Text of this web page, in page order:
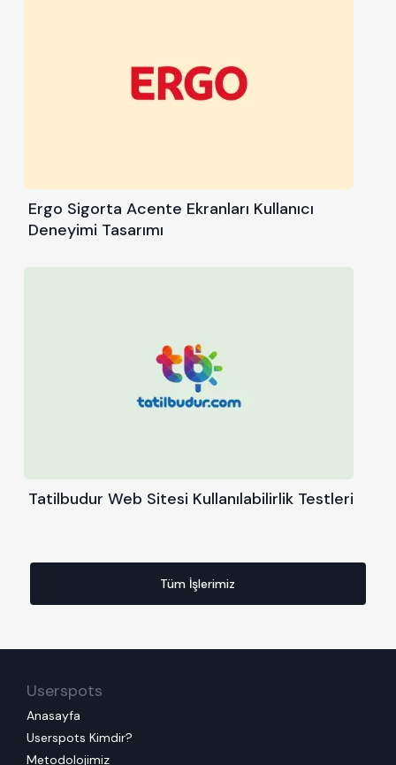
Ergo Sigorta Acente Ekranları Kullanıcı
Deneyimi Tasarımı
Tatilbudur Web Sitesi Kullanılabilirlik Testleri
Tüm İşlerimiz
Userspots
Anasayfa
Userspots Kimdir?
Metodolojimiz